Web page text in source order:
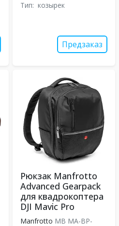
Тип: козырек
Предзаказ
Рюкзак Manfrotto
Advanced Gearpack
для квадрокоптера
DJI Mavic Pro
Manfrotto MB MA-BP-